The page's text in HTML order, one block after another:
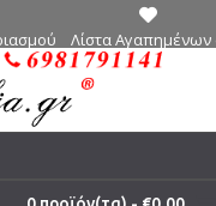
Λίστα Αγαπημένων